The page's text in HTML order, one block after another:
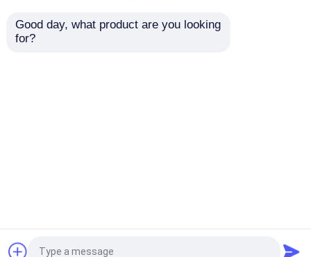
HSS 카운터싱크
© 2025 Betop Industrial Tools. All Rights
Good day, what product are you looking
for?